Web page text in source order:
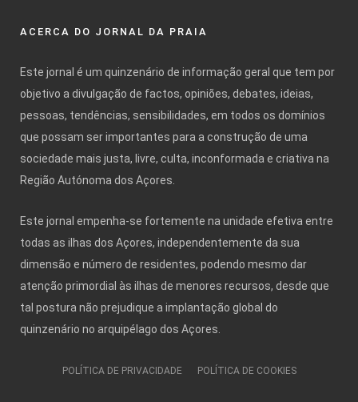
ACERCA DO JORNAL DA PRAIA
Este jornal é um quinzenário de informação geral que tem por
objetivo a divulgação de factos, opiniões, debates, ideias,
pessoas, tendências, sensibilidades, em todos os domínios
que possam ser importantes para a construção de uma
sociedade mais justa, livre, culta, inconformada e criativa na
Região Autónoma dos Açores.
Este jornal empenha-se fortemente na unidade efetiva entre
todas as ilhas dos Açores, independentemente da sua
dimensão e número de residentes, podendo mesmo dar
atenção primordial às ilhas de menores recursos, desde que
tal postura não prejudique a implantação global do
quinzenário no arquipélago dos Açores.
POLÍTICA DE PRIVACIDADE POLÍTICA DE COOKIES